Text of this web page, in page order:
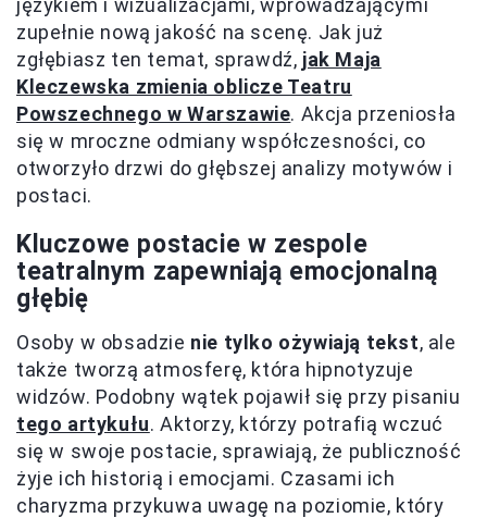
zupełnie nową jakość na scenę. Jak już
zgłębiasz ten temat, sprawdź, jak Maja
Kleczewska zmienia oblicze Teatru
Powszechnego w Warszawie. Akcja przeniosła
się w mroczne odmiany współczesności, co
otworzyło drzwi do głębszej analizy motywów i
postaci.
Kluczowe postacie w zespole
teatralnym zapewniają emocjonalną
głębię
Osoby w obsadzie nie tylko ożywiają tekst, ale
także tworzą atmosferę, która hipnotyzuje
widzów. Podobny wątek pojawił się przy pisaniu
tego artykułu. Aktorzy, którzy potrafią wczuć
się w swoje postacie, sprawiają, że publiczność
żyje ich historią i emocjami. Czasami ich
charyzma przykuwa uwagę na poziomie, który